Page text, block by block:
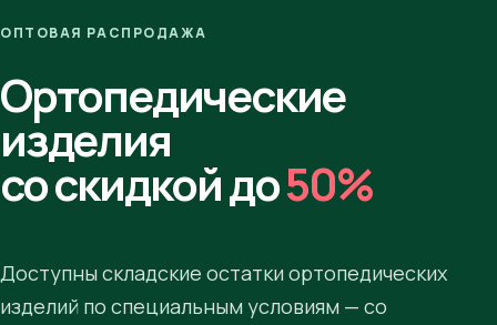
ОПТОВАЯ РАСПРОДАЖА
Ортопедические
изделия
со скидкой до50%
Доступны складские остатки ортопедических
изделий по специальным условиям — со